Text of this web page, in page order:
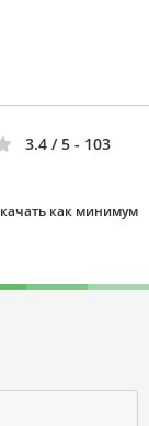
3.4 / 5 - 103
как минимум